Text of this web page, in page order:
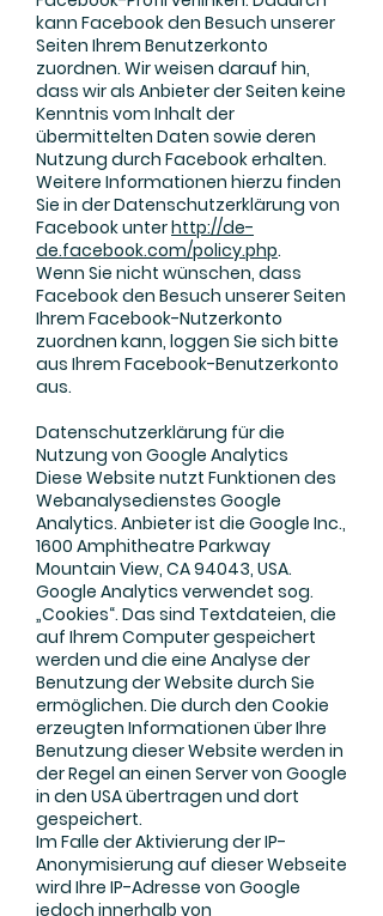
kann Facebook den Besuch unserer
Seiten Ihrem Benutzerkonto
zuordnen. Wir weisen darauf hin,
dass wir als Anbieter der Seiten keine
Kenntnis vom Inhalt der
übermittelten Daten sowie deren
Nutzung durch Facebook erhalten.
Weitere Informationen hierzu finden
Sie in der Datenschutzerklärung von
Facebook unterhttp://de-
de.facebook.com/policy.php.
Wenn Sie nicht wünschen, dass
Facebook den Besuch unserer Seiten
Ihrem Facebook-Nutzerkonto
zuordnen kann, loggen Sie sich bitte
aus Ihrem Facebook-Benutzerkonto
aus.
Datenschutzerklärung für die
Nutzung von Google Analytics
Diese Website nutzt Funktionen des
Webanalysedienstes Google
Analytics. Anbieter ist die Google Inc.,
1600 Amphitheatre Parkway
Mountain View, CA 94043, USA.
Google Analytics verwendet sog.
„Cookies“. Das sind Textdateien, die
auf Ihrem Computer gespeichert
werden und die eine Analyse der
Benutzung der Website durch Sie
ermöglichen. Die durch den Cookie
erzeugten Informationen über Ihre
Benutzung dieser Website werden in
der Regel an einen Server von Google
in den USA übertragen und dort
gespeichert.
Im Falle der Aktivierung der IP-
Anonymisierung auf dieser Webseite
wird Ihre IP-Adresse von Google
jedoch innerhalb von